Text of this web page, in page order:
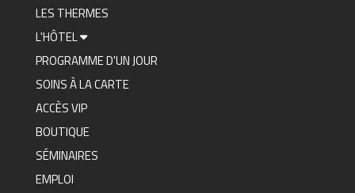
LES THERMES
L'HÔTEL
PROGRAMME D'UN JOUR
SOINS À LA CARTE
ACCÈS VIP
BOUTIQUE
SÉMINAIRES
EMPLOI